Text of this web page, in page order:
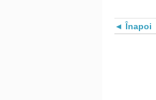
Înapoi